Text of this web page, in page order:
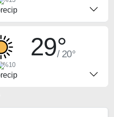
29°/ 20°
%10